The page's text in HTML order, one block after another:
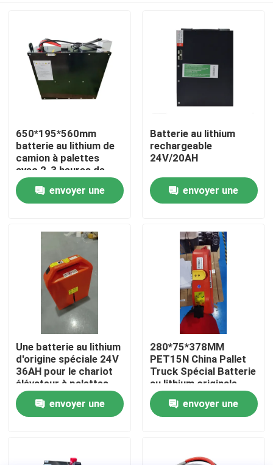
Produits
Au sujet de nous
Contrôle de qualité
Demandez une citation
batterie au lithium de chariot élévateur
Lithium électrique Ion Battery de chariot élévateur
Batterie de chariot élévateur au lithium-ion de 48 volts
Batterie de camion de palette
650*195*560mm
batterie au lithium de
camion à palettes
avec 2-3 heures de
temps de décharge
pour les opérations
envoyer une
Batterie au lithium
rechargeable
24V/20AH
envoyer une
Une batterie au lithium
d'origine spéciale 24V
36AH pour le chariot
élévateur à palettes
PET15N
envoyer une
280*75*378MM
PET15N China Pallet
Truck Spécial Batterie
au lithium originale
24V 36AH
envoyer une